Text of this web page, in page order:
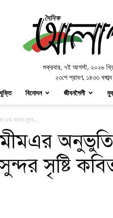
Alap
শুক্রবার, ৭ই আগস্ট, ২০২৬
২৩শে শ্রাবণ, ১৪৩৩ বঙ্গাব্দ
বিনোদন জীবনশৈলী
এক অনন্য সুন্দর...
সৃষ্টি